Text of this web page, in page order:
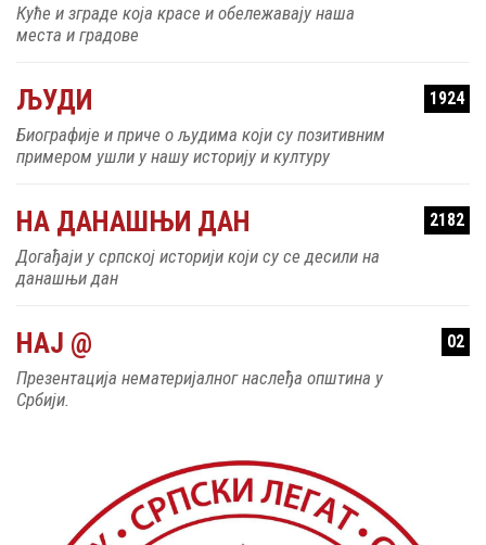
Куће и зграде која красе и обележавају наша
места и градове
ЉУДИ 1924
Биографије и приче о људима који су позитивним
примером ушли у нашу историју и културу
НА ДАНАШЊИ ДАН 2182
Догађаји у српској историји који су се десили на
данашњи дан
НАЈ @ 02
Презентација нематеријалног наслеђа општина у
Србији.